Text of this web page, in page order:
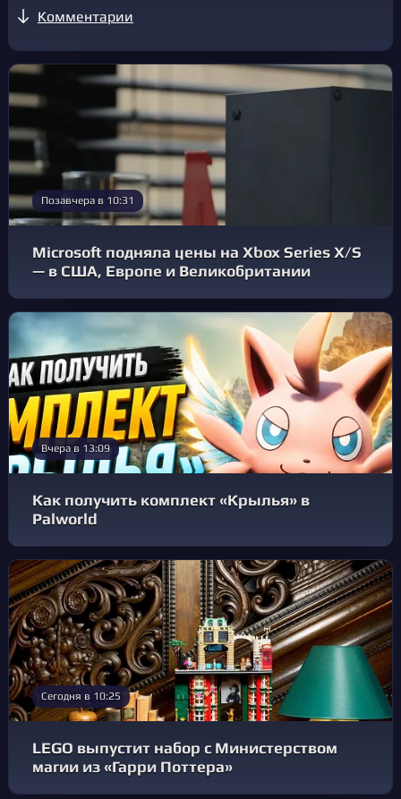
Комментарии
Позавчера в 10:31
Microsoft подняла цены на Xbox Series X/S
— в США, Европе и Великобритании
Вчера в 13:09
Как получить комплект «Крылья» в
Palworld
Сегодня в 10:25
LEGO выпустит набор с Министерством
магии из «Гарри Поттера»